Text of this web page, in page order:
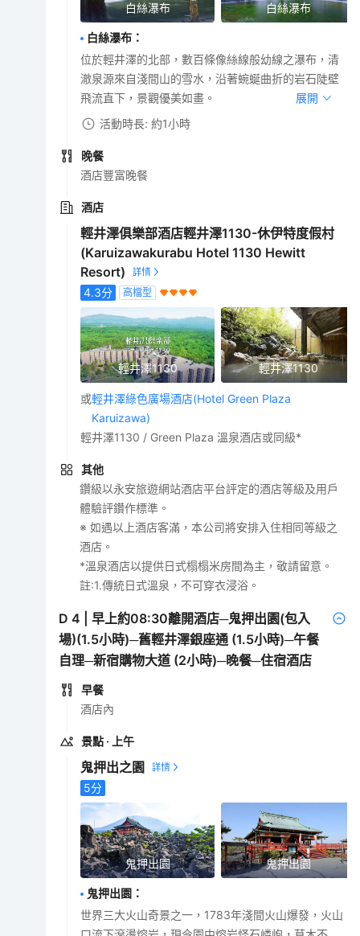
白絲瀑布 白絲瀑布
白絲瀑布 ：
位於輕井澤的北部，數百條像絲線般幼線之瀑布，清
澈泉源來自淺間山的雪水，沿著蜿蜒曲折的岩石陡壁
飛流直下，景觀優美如畫。
展開
活動時長: 約1小時
晚餐
酒店豐富晚餐
酒店
輕井澤俱樂部酒店輕井澤1130-休伊特度假村
(Karuizawakurabu Hotel 1130 Hewitt
Resort)
4.3分 高檔型
輕井澤1130 輕井澤1130
或輕井澤綠色廣場酒店(Hotel Green Plaza
Karuizawa)
輕井澤1130 / Green Plaza 溫泉酒店或同級*
其他
鑽級以永安旅遊網站酒店平台評定的酒店等級及用戶
體驗評鑽作標準。
※ 如遇以上酒店客滿，本公司將安排入住相同等級之
酒店。
*溫泉酒店以提供日式榻榻米房間為主，敬請留意。
註:1.傳統日式溫泉，不可穿衣浸浴。
D4 |早上約08:30離開酒店─鬼押出園(包入
場)(1.5小時)─舊輕井澤銀座通 (1.5小時)─午餐
自理─新宿購物大道 (2小時)─晚餐─住宿酒店
早餐
酒店內
景點 · 上午
鬼押出之園
5分
鬼押出園 鬼押出園
鬼押出園 ：
世界三大火山奇景之一，1783年淺間火山爆發，火山